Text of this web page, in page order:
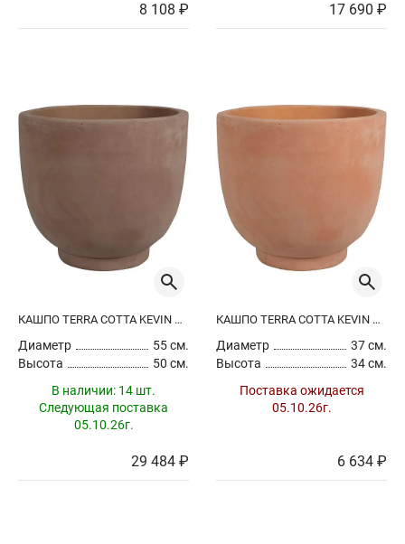
8 108 ₽ 17 690 ₽
КАШПО TERRA COTTA KEVIN POT CHOCO
Диаметр
55 см.
Высота
50 см.
В наличии: 14 шт.
Следующая поставка
05.10.26г.
29 484 ₽
КАШПО TERRA COTTA KEVIN POT TERRA
Диаметр
37 см.
Высота
34 см.
Поставка ожидается
05.10.26г.
6 634 ₽